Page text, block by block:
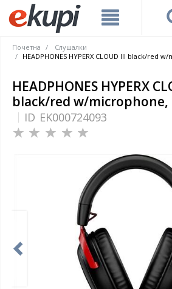
Почетна
Слушалки
HEADPHONES HYPERX CLOUD III black/red
HEADPHONES HYPERX
black/red w/microphone,
ID EK000724093